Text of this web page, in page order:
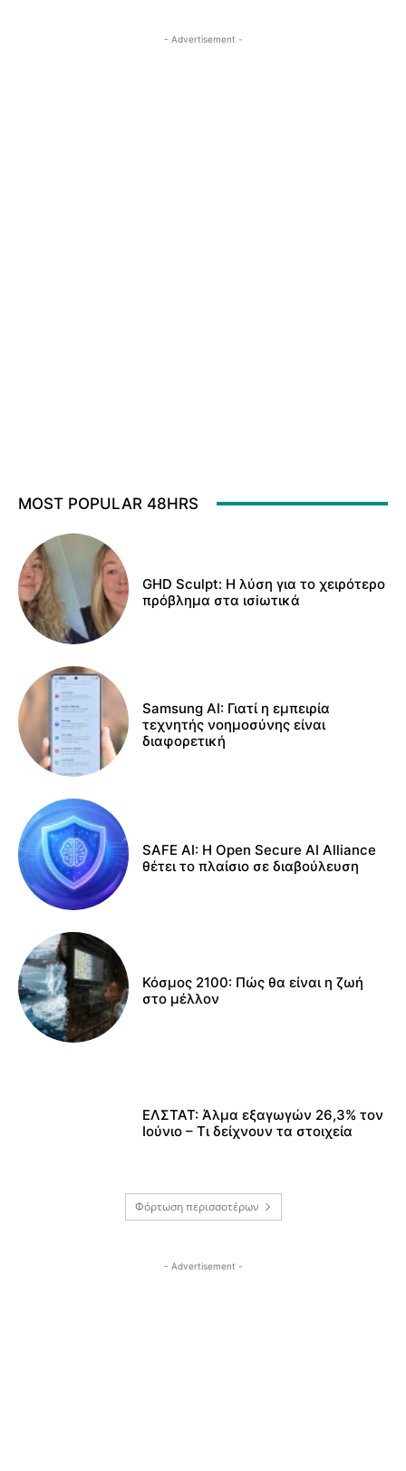
- Advertisement -
MOST POPULAR 48HRS
GHD Sculpt: Η λύση για το χειρότερο
πρόβλημα στα ισiωτικά
Samsung AI: Γιατί η εμπειρία
τεχνητής νοημοσύνης είναι
διαφορετική
SAFE AI: Η Open Secure AI Alliance
θέτει το πλαίσιο σε διαβούλευση
Κόσμος 2100: Πώς θα είναι η ζωή
στο μέλλον
ΕΛΣΤΑΤ: Άλμα εξαγωγών 26,3% τον
Ιούνιο – Τι δείχνουν τα στοιχεία
Φόρτωση περισσοτέρων
- Advertisement -